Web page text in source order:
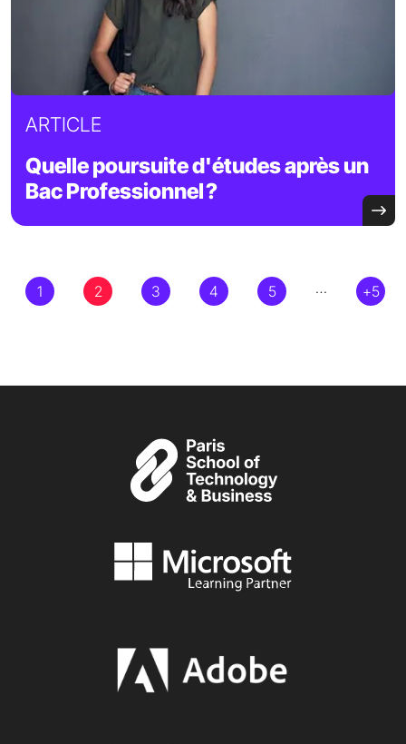
ARTICLE
Quelle poursuite d'études après un
Bac Professionnel ?
Pagination
Page
1
Current page
2
Page
3
Page
4
Page
5 …
Page
+5